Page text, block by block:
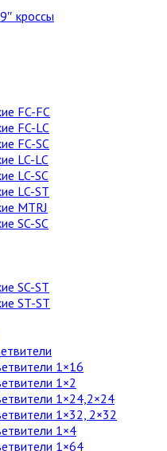
кроссы
FC-FC
FC-LC
FC-SC
LC-LC
LC-SC
LC-ST
MTRJ
SC-SC
SC-ST
ST-ST
1×16
1×2
1×24,2×24
1×32, 2×32
1×4
1×64